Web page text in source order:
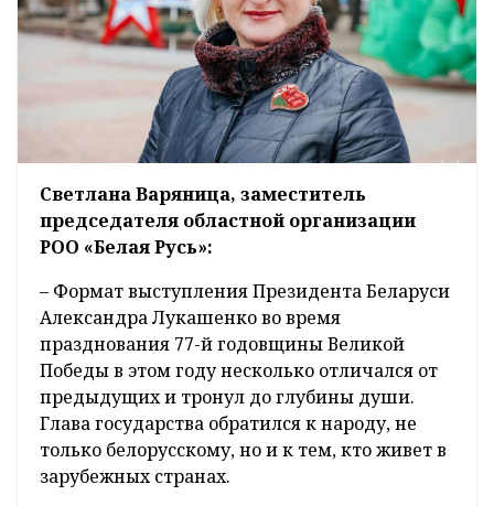
Светлана Варяница, заместитель
председателя областной организации
РОО «Белая Русь»:
– Формат выступления Президента Беларуси
Александра Лукашенко во время
празднования 77-й годовщины Великой
Победы в этом году несколько отличался от
предыдущих и тронул до глубины души.
Глава государства обратился к народу, не
только белорусскому, но и к тем, кто живет в
зарубежных странах.